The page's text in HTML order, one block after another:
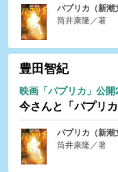
パプリカ（新潮
筒井康隆／著
豊田智紀
映画「パプリカ」公
今さんと「パプリカ
パプリカ（新潮
筒井康隆／著